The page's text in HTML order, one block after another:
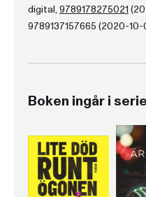
digital, 9789178275021
9789137157665 (2020-10-
Boken ingår i